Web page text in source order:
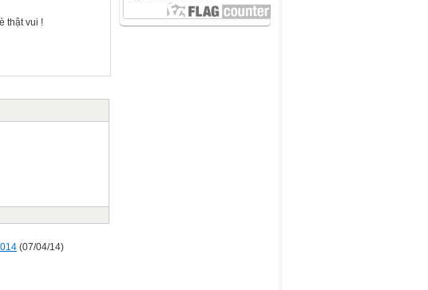
thật vui !
(07/04/14)